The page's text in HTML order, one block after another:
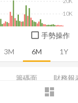
dashboard
登入
3M 6M 1Y
10K
手勢操作
籌碼面 財務報